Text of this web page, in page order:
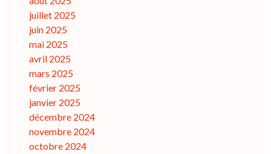
juillet 2025
juin 2025
mai 2025
avril 2025
mars 2025
février 2025
janvier 2025
décembre 2024
novembre 2024
octobre 2024